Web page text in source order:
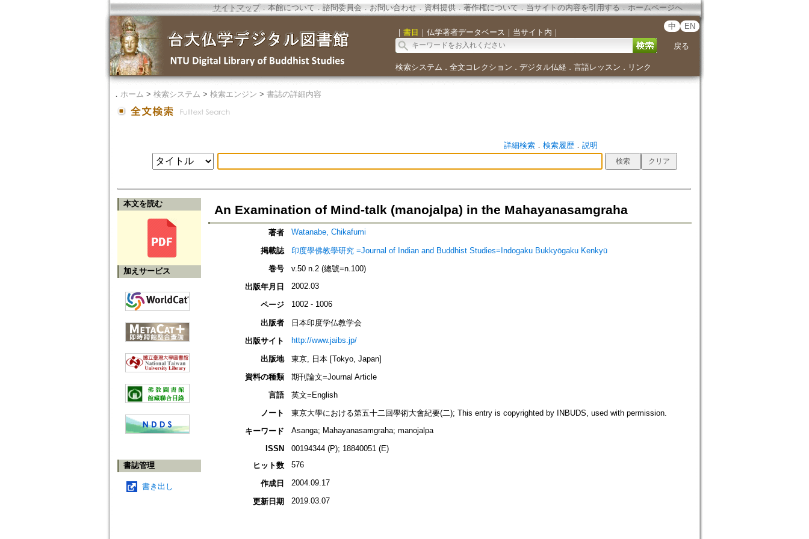
サイトマップ．本館について ． 諮問委員会． お問い合わせ． 資料提供． 著作権について．当サイトの内容を引用する ． ホームページへ
｜ 書目 ｜ 仏学著者データベース ｜ 当サイト内 ｜
中 EN
戻る
検索システム ． 全文コレクション ． デジタル仏経． 言語レッスン ． リンク
． ホーム > 検索システム > 検索エンジン > 書誌の詳細内容
詳細検索． 検索履歴． 説明
本文を読む
加えサービス
書誌管理
書き出し
An Examination of Mind-talk (manojalpa) in the Mahayanasamgraha
著者 Watanabe, Chikafumi
掲載誌
印度學佛教學研究 =Journal of Indian and Buddhist Studies=Indogaku Bukkyōgaku Kenkyū
巻号
v.50 n.2 (總號=n.100)
出版年月日
2002.03
ページ 1002 - 1006
出版者
日本印度学仏教学会
出版サイト
http://www.jaibs.jp/
出版地
東京, 日本 [Tokyo, Japan]
資料の種類
期刊論文=Journal Article
言語
英文=English
ノート
東京大學における第五十二回學術大會紀要(二); This entry is copyrighted by INBUDS, used with permission.
キーワード
Asanga; Mahayanasamgraha; manojalpa
ISSN
00194344 (P); 18840051 (E)
ヒット数
576
作成日 2004.09.17
更新日期 2019.03.07